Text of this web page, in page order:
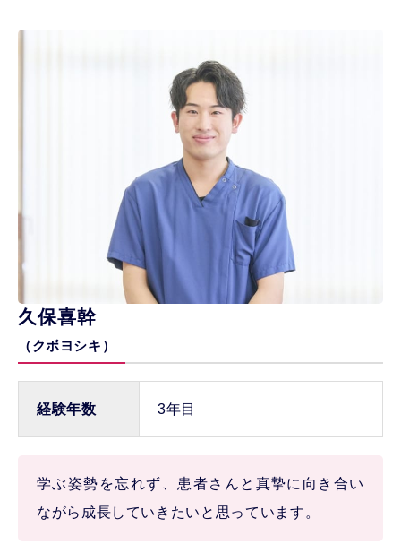
久保喜幹
（クボヨシキ）
経験年数 3年目
学ぶ姿勢を忘れず、患者さんと真摯に向き合い
ながら成長していきたいと思っています。